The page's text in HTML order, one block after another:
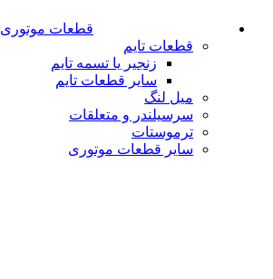
قطعات موتوری
قطعات تایم
زنجیر یا تسمه تایم
سایر قطعات تایم
میل لنگ
سرسیلندر و متعلقات
ترموستات
سایر قطعات موتوری